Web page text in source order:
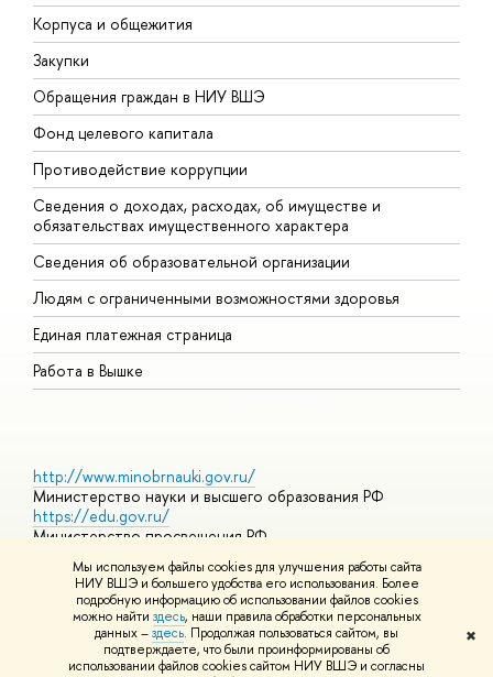
Мы используем файлы cookies для улучшения работы сайта
НИУ ВШЭ и большего удобства его использования. Более
подробную информацию об использовании файлов cookies
можно найти здесь, наши правила обработки персональных
данных –здесь. Продолжая пользоваться сайтом, вы
подтверждаете, что были проинформированы об
использовании файлов cookies сайтом НИУ ВШЭ и согласны
✖
Корпуса и общежития
Закупки
Обращения граждан в НИУ ВШЭ
Фонд целевого капитала
Противодействие коррупции
Сведения о доходах, расходах, об имуществе и
обязательствах имущественного характера
Сведения об образовательной организации
Людям с ограниченными возможностями здоровья
Единая платежная страница
Работа в Вышке
http://www.minobrnauki.gov.ru/
Министерство науки и высшего образования РФ
https://edu.gov.ru/
Министерство просвещения РФ
https://elearning.hse.ru/mooc
Массовые открытые онлайн-курсы
© НИУ ВШЭ 1993–2026 Адреса и контактыУсловия
использования материалов Политика конфиденциальности